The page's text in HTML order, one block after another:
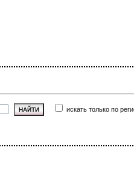
искать только по